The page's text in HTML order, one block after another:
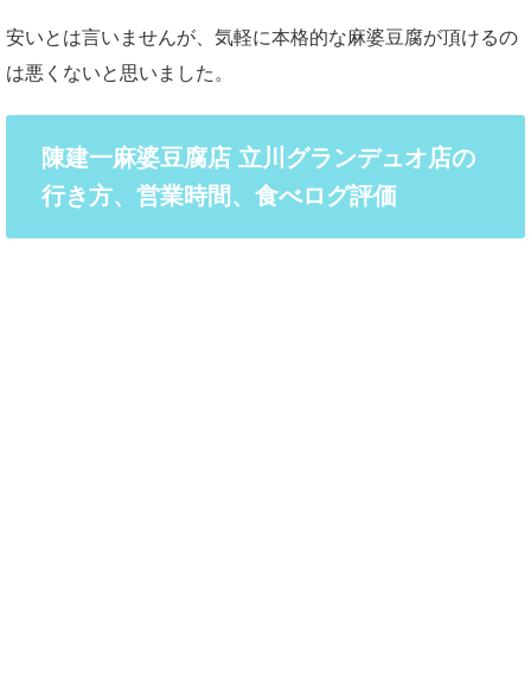
安いとは言いませんが、気軽に本格的な麻婆豆腐が頂けるの
は悪くないと思いました。
陳建一麻婆豆腐店 立川グランデュオ店の
行き方、営業時間、食べログ評価